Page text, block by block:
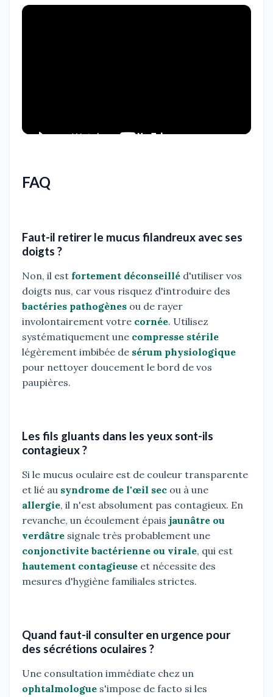
FAQ
Faut-il retirer le mucus filandreux avec ses
doigts ?
Non, il est fortement déconseillé d'utiliser vos
doigts nus, car vous risquez d'introduire des
bactéries pathogènes ou de rayer
involontairement votre cornée. Utilisez
systématiquement une compresse stérile
légèrement imbibée de sérum physiologique
pour nettoyer doucement le bord de vos
paupières.
Les fils gluants dans les yeux sont-ils
contagieux ?
Si le mucus oculaire est de couleur transparente
et lié au syndrome de l'œil sec ou à une
allergie, il n'est absolument pas contagieux. En
revanche, un écoulement épais jaunâtre ou
verdâtre signale très probablement une
conjonctivite bactérienne ou virale, qui est
hautement contagieuse et nécessite des
mesures d'hygiène familiales strictes.
Quand faut-il consulter en urgence pour
des sécrétions oculaires ?
Une consultation immédiate chez un
ophtalmologue s'impose de facto si les